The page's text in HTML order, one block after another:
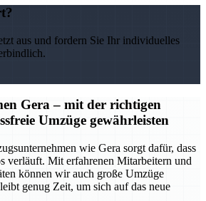
aus und fordern Sie Ihr individuelles
Gera – mit der richtigen
Umzüge gewährleisten
wie Gera sorgt dafür, dass
verläuft. Mit erfahrenen Mitarbeitern und
können wir auch große Umzüge
genug Zeit, um sich auf das neue